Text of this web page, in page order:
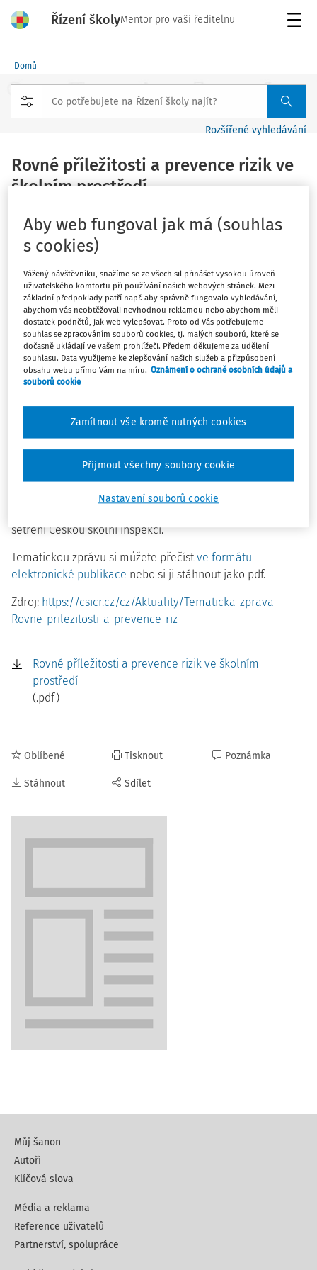
Řízení školyMentor pro vaši ředitelnu
Domů
Rozšířené vyhledávání
Rovné příležitosti a prevence rizik ve
školním prostředí
1 minuta čtení
V české společnosti stále existují rozdíly v postavení
žen a mužů, přičemž tradiční rozdělení jejich rolí je stále
patrné. Ve srovnání s průměrem zemí Evropské unie má
Česká republika v této oblasti ještě prostor pro
zlepšení, což dokládají i mezinárodní srovnání,
například index rovnosti vypracovaný Evropským
institutem pro genderovou rovnost (EIGE).
objevují v různýchoblastech vzdělávání a fungování škol
Význam tohoto tématu podtrhuje také skutečnost, že
rovnosti žen a mužů na období 2021–2030.
Tentodokument navazujena předchozí snahy o podporu
spravedlivějších podmínek ve společnosti a
šetření Českou školní inspekcí.
Tematickou zprávu si můžete přečíst ve formátu
elektronické publikace nebo si ji stáhnout jako pdf.
Zdroj: https://csicr.cz/cz/Aktuality/Tematicka-zprava-
Rovne-prilezitosti-a-prevence-riz
Rovné příležitosti a prevence rizik ve školním
prostředí
(.pdf)
Oblíbené
Stáhnout
Tisknout
Sdílet
Poznámka
Můj šanon
Autoři
Klíčová slova
Média a reklama
Reference uživatelů
Partnerství, spolupráce
Aby web fungoval jak má (souhlas
s cookies)
Vážený návštěvníku, snažíme se ze všech sil přinášet vysokou úroveň
uživatelského komfortu při používání našich webových stránek. Mezi
základní předpoklady patří např. aby správně fungovalo vyhledávání,
abychom vás neobtěžovali nevhodnou reklamou nebo abychom měli
dostatek podnětů, jak web vylepšovat. Proto od Vás potřebujeme
souhlas se zpracováním souborů cookies, tj. malých souborů, které se
dočasně ukládají ve vašem prohlížeči. Předem děkujeme za udělení
souhlasu. Data využijeme ke zlepšování našich služeb a přizpůsobení
obsahu webu přímo Vám na míru. Oznámení o ochraně osobních údajů a
souborů cookie
Nastavení souborů cookie
Zamítnout vše kromě nutných cookies
Přijmout všechny soubory cookie